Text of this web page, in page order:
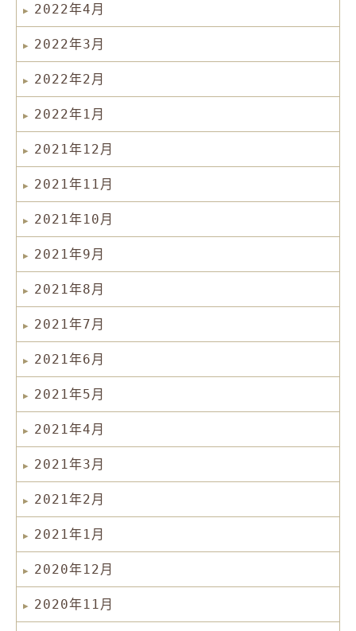
2022年4月
2022年3月
2022年2月
2022年1月
2021年12月
2021年11月
2021年10月
2021年9月
2021年8月
2021年7月
2021年6月
2021年5月
2021年4月
2021年3月
2021年2月
2021年1月
2020年12月
2020年11月